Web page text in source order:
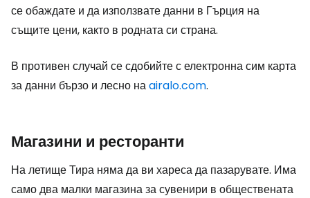
се обаждате и да използвате данни в Гърция на
същите цени, както в родната си страна.
В противен случай се сдобийте с електронна сим карта
за данни бързо и лесно наairalo.com.
Магазини и ресторанти
На летище Тира няма да ви хареса да пазарувате. Има
само два малки магазина за сувенири в обществената